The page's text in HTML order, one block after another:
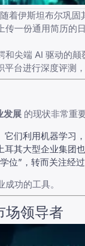
着伊斯坦布尔巩
传一份通用简历
尖端 AI 驱动的
台进行深度评测
发展 的现状非常重
它们利用机器学习
耳其大型企业集团
位”，转而关注经
功的工具。
场领导者